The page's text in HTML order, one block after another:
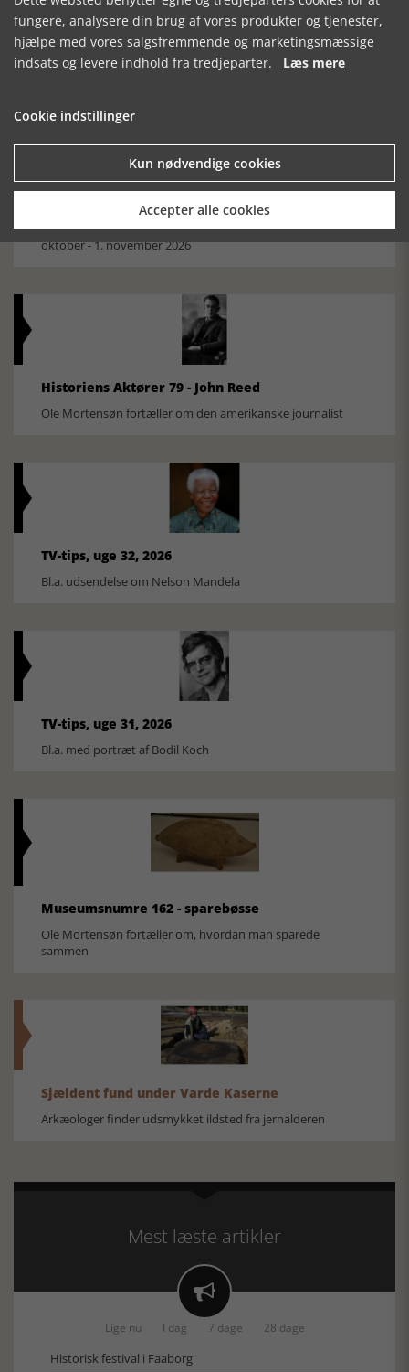
Den største samling af moselig i verden på Museum
Silkeborg Hovedgården
Historisk festival i Faaborg
FOBURGH Faaborg Internationale Historie Festival 2026 30.
oktober - 1. november 2026
Historiens Aktører 79 - John Reed
Ole Mortensøn fortæller om den amerikanske journalist
TV-tips, uge 32, 2026
Bl.a. udsendelse om Nelson Mandela
TV-tips, uge 31, 2026
Bl.a. med portræt af Bodil Koch
Museumsnumre 162 - sparebøsse
Ole Mortensøn fortæller om, hvordan man sparede
sammen
Sjældent fund under Varde Kaserne
Arkæologer finder udsmykket ildsted fra jernalderen
Mest læste artikler

Lige nu I dag 7 dage 28 dage
Historisk festival i Faaborg
fungere, analysere din brug af vores produkter og tjenester,
hjælpe med vores salgsfremmende og marketingsmæssige
indsats og levere indhold fra tredjeparter. Læs mere
Cookie indstillinger
Kun nødvendige cookies
Accepter alle cookies